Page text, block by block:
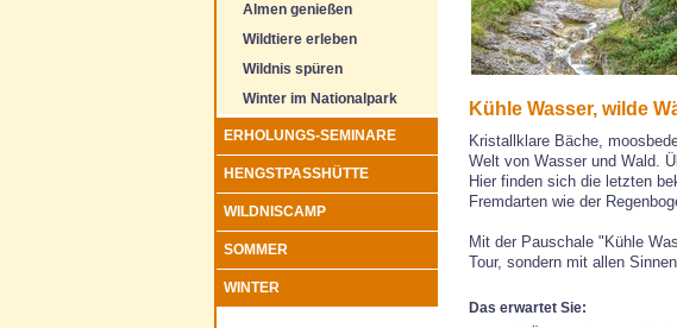
Kühle Wasser, wilde
Kristallklare Bäche,
Welt von Wasser und Wald.
Hier finden sich die letzten
Fremdarten wie der
Mit der Pauschale "Kühle
Tour, sondern mit allen
Das erwartet Sie:
Almen genießen
Wildtiere erleben
Wildnis spüren
Winter im Nationalpark
ERHOLUNGS-SEMINARE
HENGSTPASSHÜTTE
WILDNISCAMP
SOMMER
WINTER